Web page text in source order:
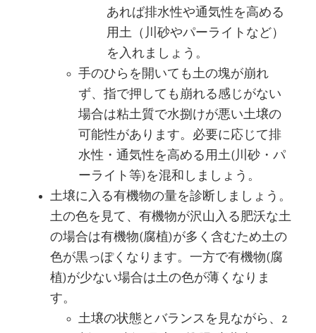
あれば排水性や通気性を高める
用土（川砂やパーライトなど）
を入れましょう。
手のひらを開いても土の塊が崩れ
ず、指で押しても崩れる感じがない
場合は粘土質で水捌けが悪い土壌の
可能性があります。必要に応じて排
水性・通気性を高める用土(川砂・パ
ーライト等)を混和しましょう。
土壌に入る有機物の量を診断しましょう。
土の色を見て、有機物が沢山入る肥沃な土
の場合は有機物(腐植)が多く含むため土の
色が黒っぽくなります。一方で有機物(腐
植)が少ない場合は土の色が薄くなりま
す。
土壌の状態とバランスを見ながら、2